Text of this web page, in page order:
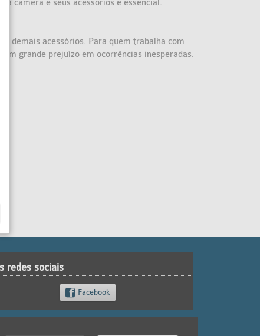
câmera e seus acessórios é essencial.
demais acessórios. Para quem trabalha com
grande prejuízo em ocorrências inesperadas.
redes sociais
Facebook